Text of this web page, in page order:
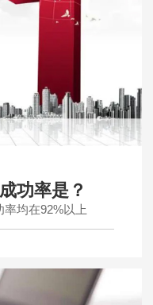
功率是？
均在92%以上